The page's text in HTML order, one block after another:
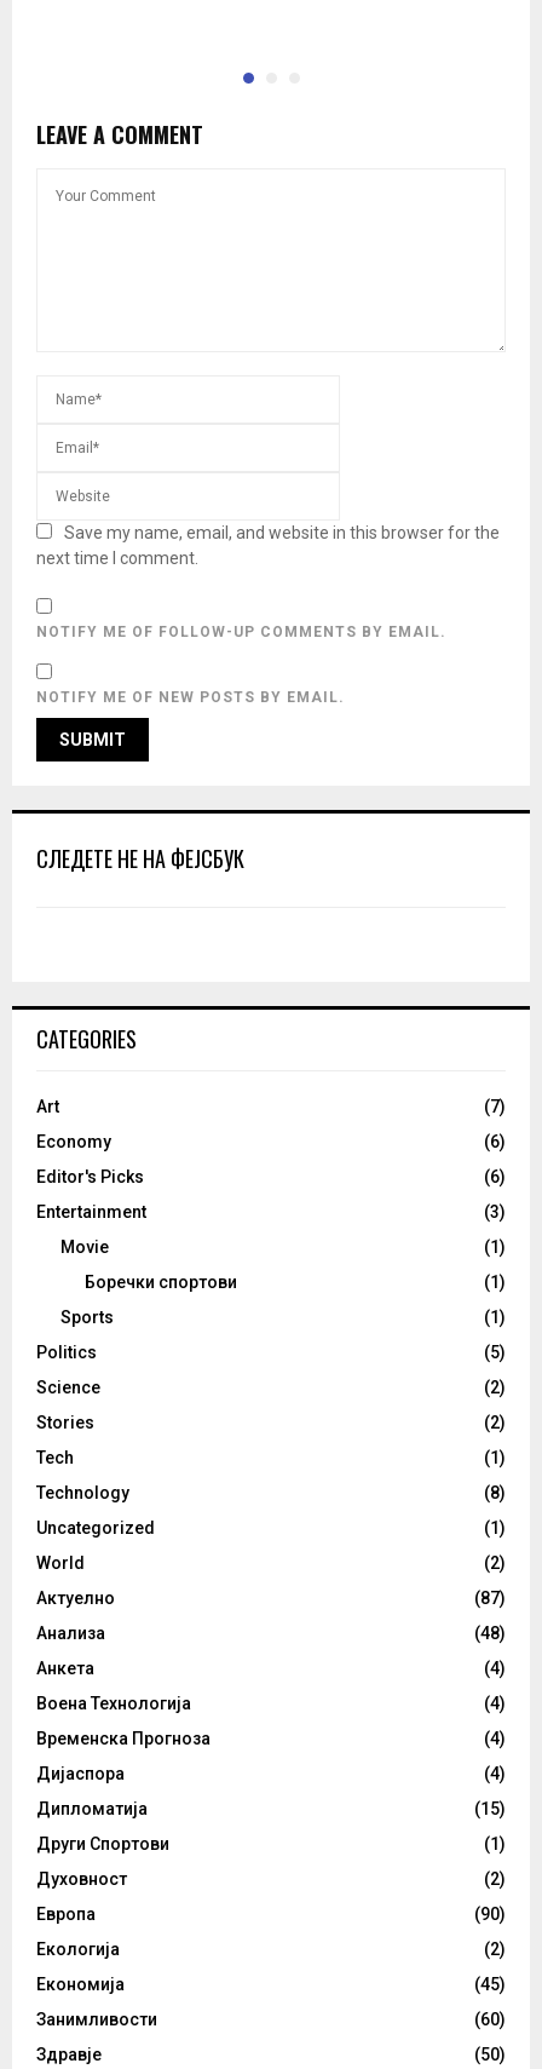
LEAVE A COMMENT
Save my name, email, and website in this browser for the
next time I comment.
NOTIFY ME OF FOLLOW-UP COMMENTS BY EMAIL.
NOTIFY ME OF NEW POSTS BY EMAIL.
СЛЕДЕТЕ НЕ НА ФЕЈСБУК
CATEGORIES
Art
(7)
Economy
(6)
Editor's Picks
(6)
Entertainment
(3)
Movie
(1)
Боречки спортови
(1)
Sports
(1)
Politics
(5)
Science
(2)
Stories
(2)
Tech
(1)
Technology
(8)
Uncategorized
(1)
World
(2)
Актуелно
(87)
Анализа
(48)
Анкета
(4)
Воена Технологија
(4)
Временска Прогноза
(4)
Дијаспора
(4)
Дипломатија
(15)
Други Спортови
(1)
Духовност
(2)
Европа
(90)
Екологија
(2)
Економија
(45)
Занимливости
(60)
Здравје
(50)